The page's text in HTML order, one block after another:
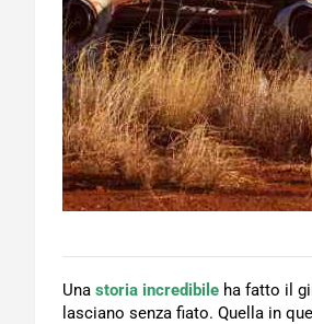
Una storia incredibile ha fatto il
lasciano senza fiato. Quella in